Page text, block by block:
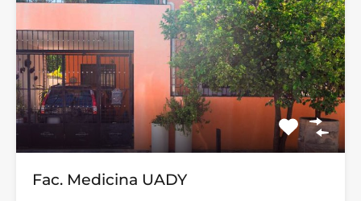
Fac. Medicina UADY